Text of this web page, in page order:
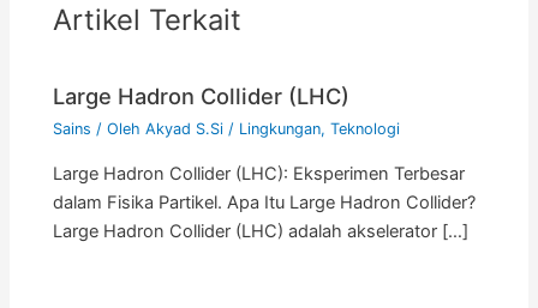
Artikel Terkait
Large Hadron Collider (LHC)
Sains / OlehAkyad S.Si/ Lingkungan,Teknologi
Large Hadron Collider (LHC): Eksperimen Terbesar
dalam Fisika Partikel. Apa Itu Large Hadron Collider?
Large Hadron Collider (LHC) adalah akselerator […]